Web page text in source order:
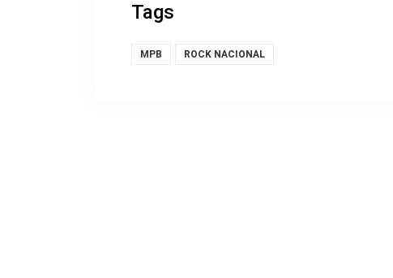
Tags
MPB ROCK NACIONAL